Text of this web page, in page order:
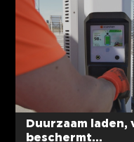
Duurzaam laden,
beschermt...